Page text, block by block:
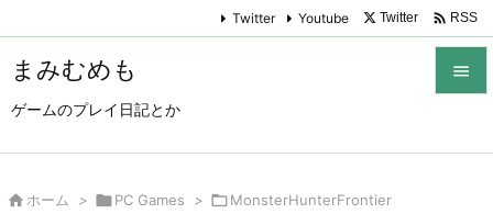
まみむめも
ゲームのプレイ日記とか

Twitter Youtube Twitter  RSS
 ホーム > PC Games > MonsterHunterFrontier